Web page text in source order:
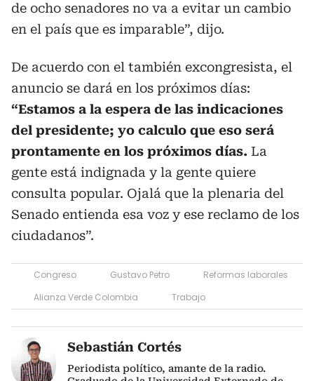
de ocho senadores no va a evitar un cambio
en el país que es imparable”, dijo.
De acuerdo con el también excongresista, el
anuncio se dará en los próximos días:
“Estamos a la espera de las indicaciones
del presidente; yo calculo que eso será
prontamente en los próximos días. La
gente está indignada y la gente quiere
consulta popular. Ojalá que la plenaria del
Senado entienda esa voz y ese reclamo de los
ciudadanos”.
Congreso Gustavo Petro
Reformas laborales
Alianza Verde Colombia
Trabajo
Sebastián Cortés
Periodista político, amante de la radio.